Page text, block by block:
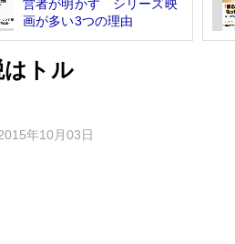
営者が明かす シリーズ映
画が多い3つの理由
はトル
年10月03日